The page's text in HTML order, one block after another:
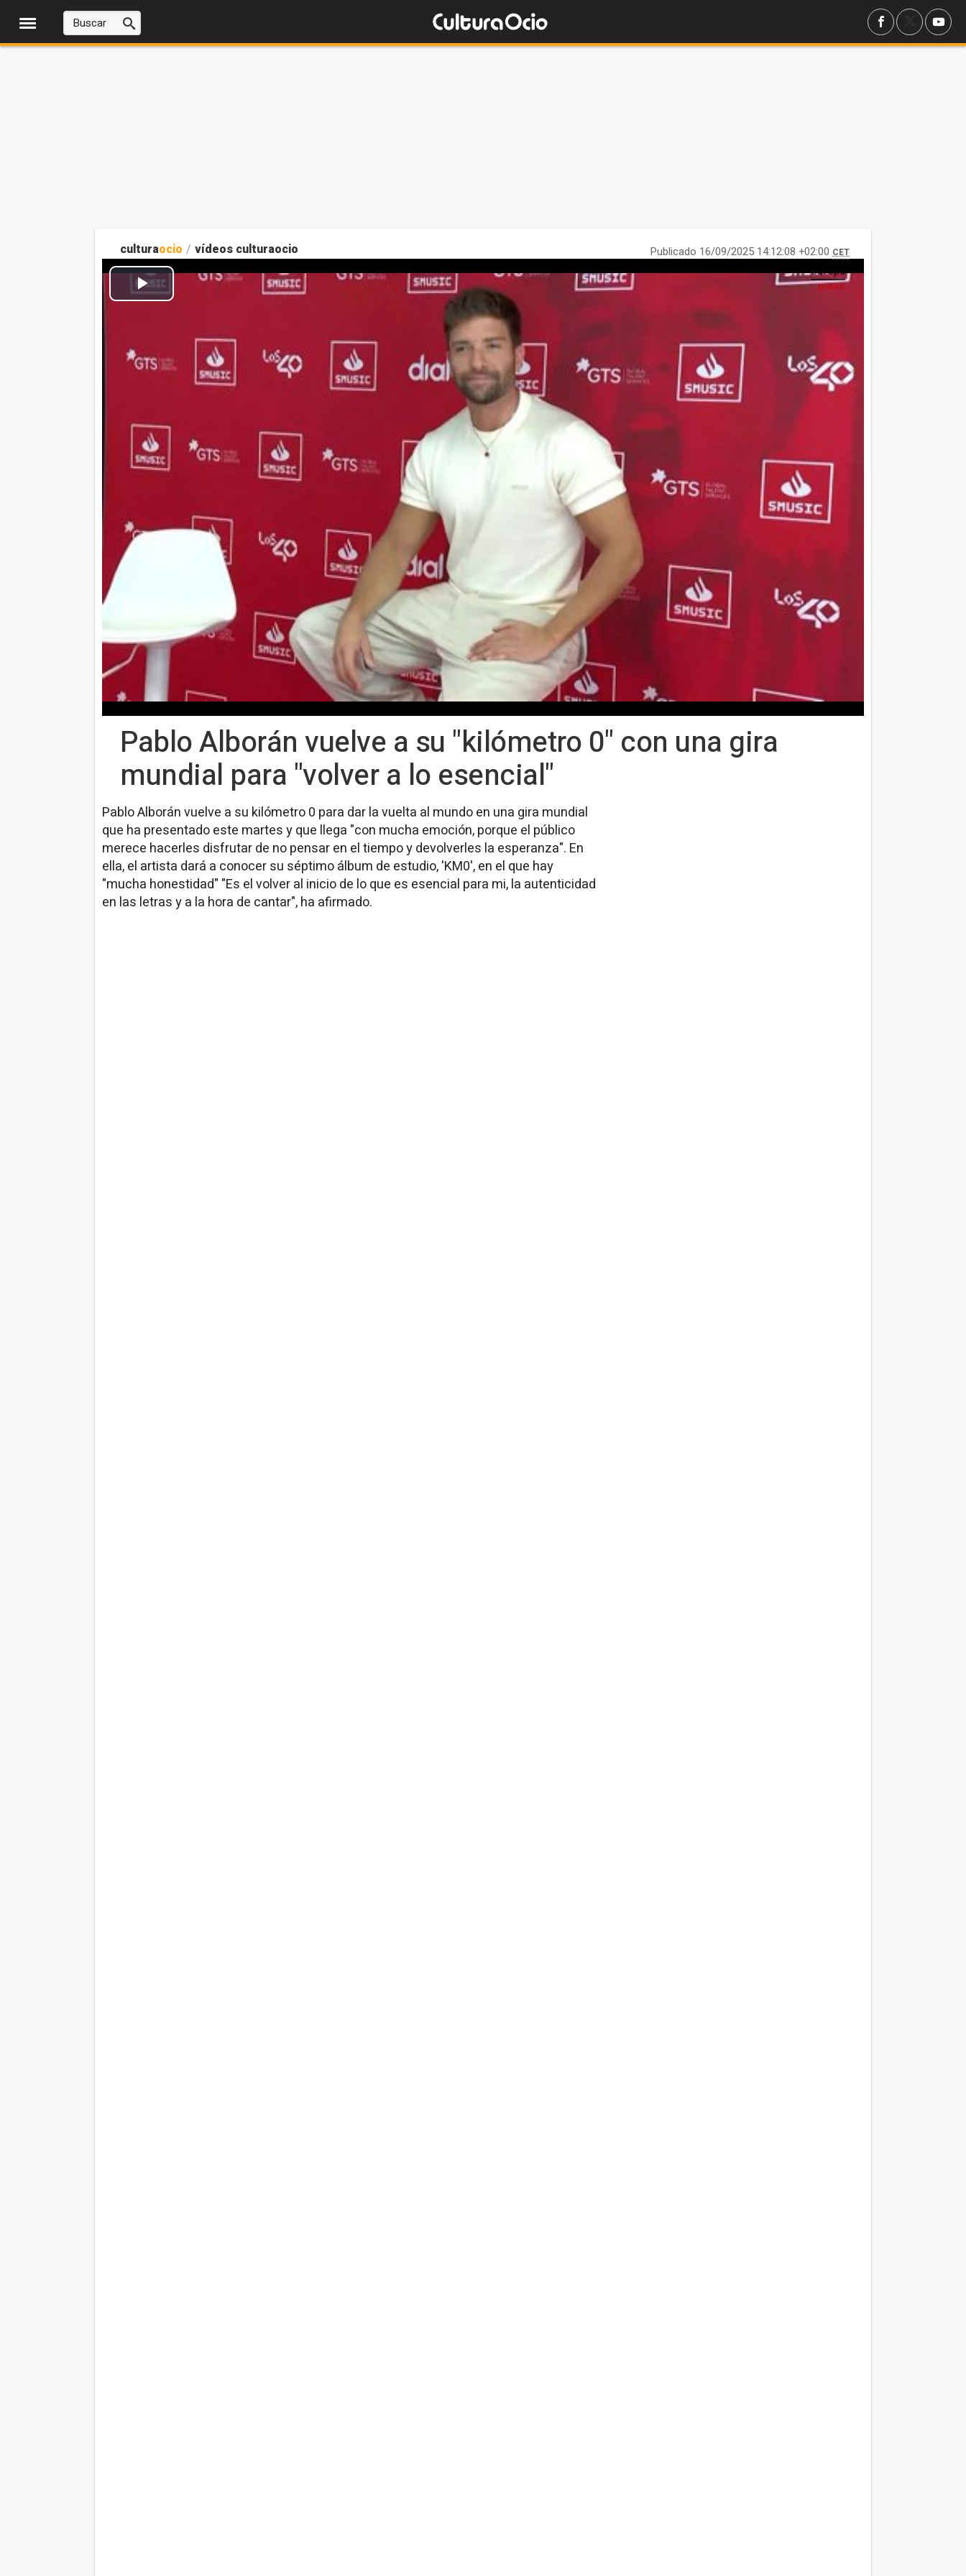
culturaocio / vídeos culturaocio Publicado 16/09/2025 14:12:08 +02:00 CET
Pablo Alborán vuelve a su "kilómetro 0" con una gira
mundial para "volver a lo esencial"
Pablo Alborán vuelve a su kilómetro 0 para dar la vuelta al mundo en una gira mundial
que ha presentado este martes y que llega "con mucha emoción, porque el público
merece hacerles disfrutar de no pensar en el tiempo y devolverles la esperanza". En
ella, el artista dará a conocer su séptimo álbum de estudio, 'KM0', en el que hay
"mucha honestidad" "Es el volver al inicio de lo que es esencial para mi, la autenticidad
en las letras y a la hora de cantar", ha afirmado.